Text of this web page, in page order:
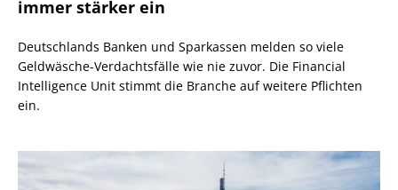
immer stärker ein
Deutschlands Banken und Sparkassen melden so viele
Geldwäsche-Verdachtsfälle wie nie zuvor. Die Financial
Intelligence Unit stimmt die Branche auf weitere Pflichten
ein.